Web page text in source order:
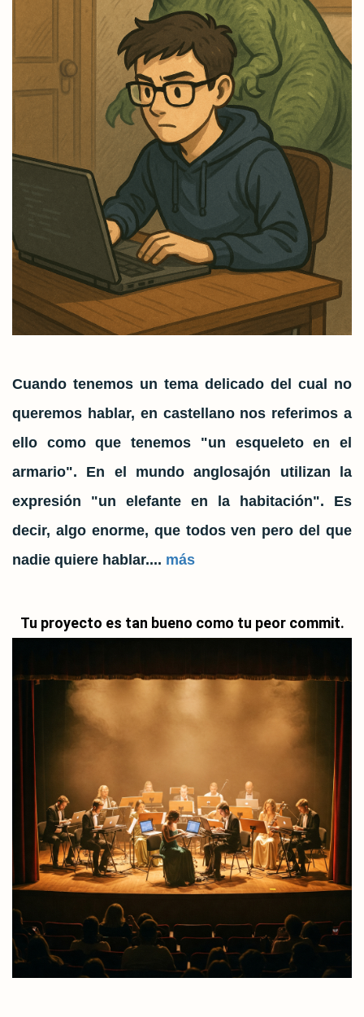
Cuando tenemos un tema delicado del cual no
queremos hablar, en castellano nos referimos a
ello como que tenemos "un esqueleto en el
armario". En el mundo anglosajón utilizan la
expresión "un elefante en la habitación". Es
decir, algo enorme, que todos ven pero del que
nadie quiere hablar.... más
Tu proyecto es tan bueno como tu peor commit.